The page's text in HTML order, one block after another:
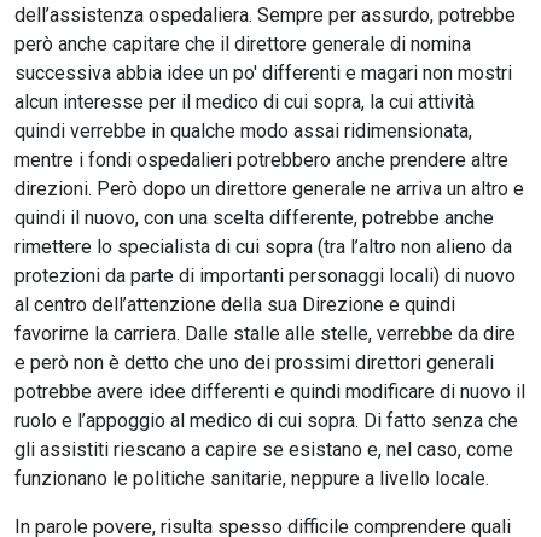
dell’assistenza ospedaliera. Sempre per assurdo, potrebbe
però anche capitare che il direttore generale di nomina
successiva abbia idee un po' differenti e magari non mostri
alcun interesse per il medico di cui sopra, la cui attività
quindi verrebbe in qualche modo assai ridimensionata,
mentre i fondi ospedalieri potrebbero anche prendere altre
direzioni. Però dopo un direttore generale ne arriva un altro e
quindi il nuovo, con una scelta differente, potrebbe anche
rimettere lo specialista di cui sopra (tra l’altro non alieno da
protezioni da parte di importanti personaggi locali) di nuovo
al centro dell’attenzione della sua Direzione e quindi
favorirne la carriera. Dalle stalle alle stelle, verrebbe da dire
e però non è detto che uno dei prossimi direttori generali
potrebbe avere idee differenti e quindi modificare di nuovo il
ruolo e l’appoggio al medico di cui sopra. Di fatto senza che
gli assistiti riescano a capire se esistano e, nel caso, come
funzionano le politiche sanitarie, neppure a livello locale.
In parole povere, risulta spesso difficile comprendere quali